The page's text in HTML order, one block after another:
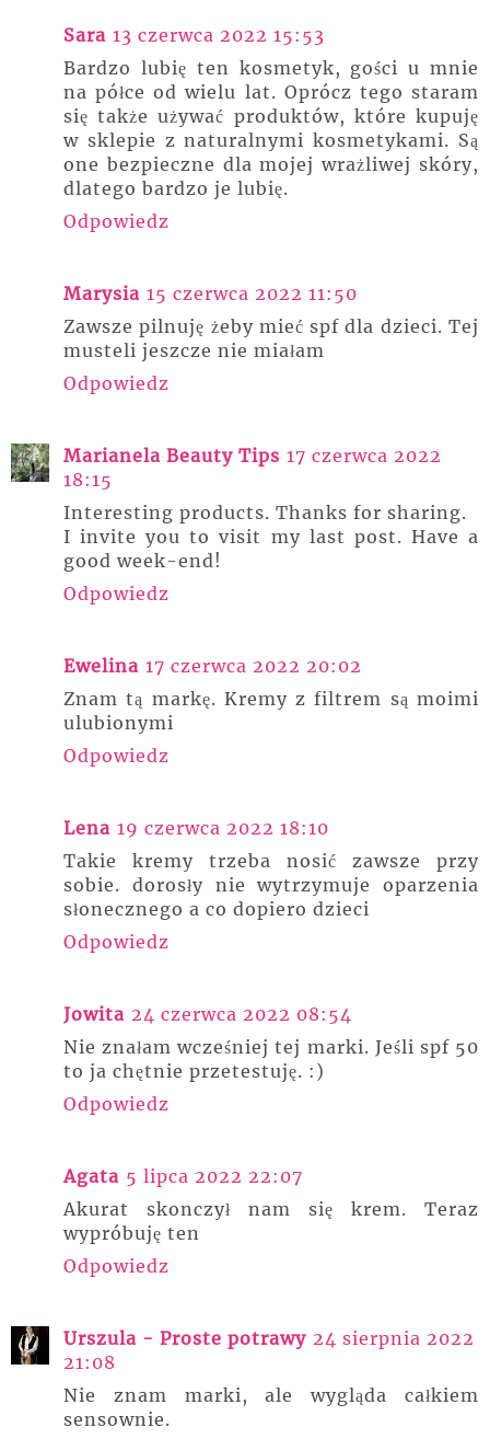
Sara 13 czerwca 2022 15:53
Bardzo lubię ten kosmetyk, gości u mnie
na półce od wielu lat. Oprócz tego staram
się także używać produktów, które kupuję
w sklepie z naturalnymi kosmetykami. Są
one bezpieczne dla mojej wrażliwej skóry,
dlatego bardzo je lubię.
Odpowiedz
Marysia 15 czerwca 2022 11:50
Zawsze pilnuję żeby mieć spf dla dzieci. Tej
musteli jeszcze nie miałam
Odpowiedz
Marianela Beauty Tips 17 czerwca 2022
18:15
Interesting products. Thanks for sharing.
I invite you to visit my last post. Have a
good week-end!
Odpowiedz
Ewelina 17 czerwca 2022 20:02
Znam tą markę. Kremy z filtrem są moimi
ulubionymi
Odpowiedz
Lena 19 czerwca 2022 18:10
Takie kremy trzeba nosić zawsze przy
sobie. dorosły nie wytrzymuje oparzenia
słonecznego a co dopiero dzieci
Odpowiedz
Jowita 24 czerwca 2022 08:54
Nie znałam wcześniej tej marki. Jeśli spf 50
to ja chętnie przetestuję. :)
Odpowiedz
Agata 5 lipca 2022 22:07
Akurat skonczył nam się krem. Teraz
wypróbuję ten
Odpowiedz
Urszula - Proste potrawy 24 sierpnia 2022
21:08
Nie znam marki, ale wygląda całkiem
sensownie.